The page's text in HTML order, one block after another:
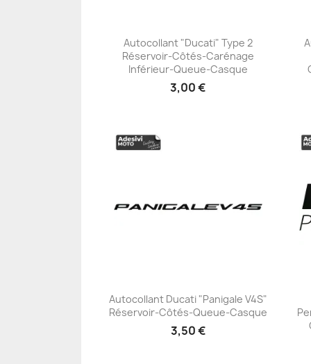
+23
Autocollant "Ducati" Type 2
Réservoir-Côtés-Carénage
Inférieur-Queue-Casque
3,00 €
+23
Autocollant Ducati "Panigale V4S"
Réservoir-Côtés-Queue-Casque
3,50 €